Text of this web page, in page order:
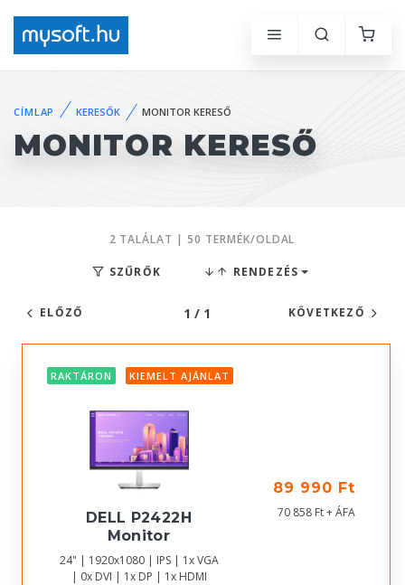
CÍMLAP KERESŐK MONITOR KERESŐ
MONITOR KERESŐ
2 TALÁLAT | 50 TERMÉK/OLDAL
SZŰRŐK RENDEZÉS
ELŐZŐ 1 / 1 KÖVETKEZŐ
RAKTÁRON KIEMELT AJÁNLAT
DELL P2422H
Monitor
24" | 1920x1080 | IPS | 1x VGA
| 0x DVI | 1x DP | 1x HDMI
89 990 Ft
70 858 Ft + ÁFA